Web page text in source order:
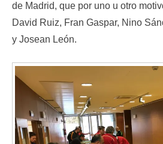
de Madrid, que por uno u otro
David Ruiz, Fran Gaspar, Nino
y Josean León.